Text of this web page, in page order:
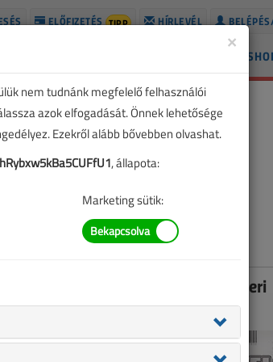
HÍRLEVÉL
ELŐFIZETÉS TIPP
Ez a cikk a VL 2009. októberi
számában jelent meg.
×
nem tudnánk megfelelő felhasználói
azok elfogadását. Önnek lehetősége
Ezekről alább bővebben olvashat.
, állapota:
Marketing sütik: